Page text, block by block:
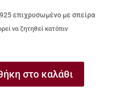
επιχρυσωμένο με σπείρα
να ζητηθεί κατόπιν
στο καλάθι